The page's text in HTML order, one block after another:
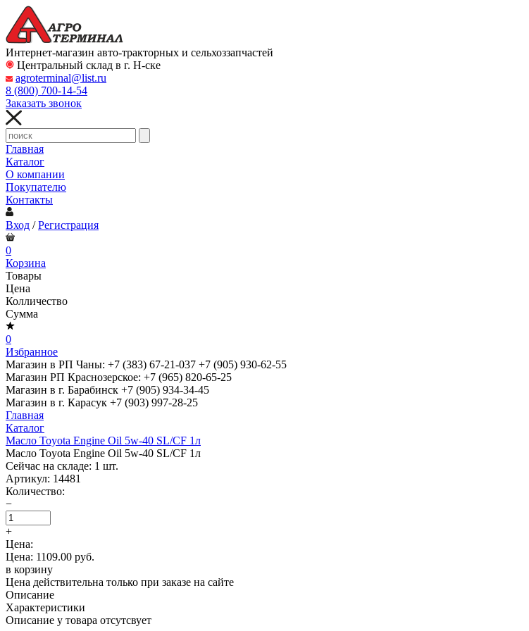
Интернет-магазин авто-тракторных и сельхоззапчастей
Центральный склад в г. Н-ске
agroterminal@list.ru
8 (800) 700-14-54
Заказать звонок
Главная
Каталог
О компании
Покупателю
Контакты
Вход /Регистрация
0
Корзина
Товары
Цена
Колличество
Сумма
0
Избранное
Магазин в РП Чаны: +7 (383) 67-21-037 +7 (905) 930-62-55
Магазин РП Краснозерское: +7 (965) 820-65-25
Магазин в г. Барабинск +7 (905) 934-34-45
Магазин в г. Карасук +7 (903) 997-28-25
Главная
Каталог
Масло Toyota Engine Oil 5w-40 SL/CF 1л
Масло Toyota Engine Oil 5w-40 SL/CF 1л
Сейчас на складе: 1 шт.
Артикул: 14481
Количество:
−
+
Цена:
Цена: 1109.00 руб.
в корзину
Цена действительна только при заказе на сайте
Описание
Характеристики
Описание у товара отсутсвует